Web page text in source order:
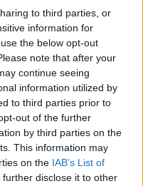
to third parties, or
information for
the below opt-out
note that after your
continue seeing
information utilized by
to third parties prior to
out of the further
by third parties on the
This information may
on the IAB’s List of
further disclose it to other